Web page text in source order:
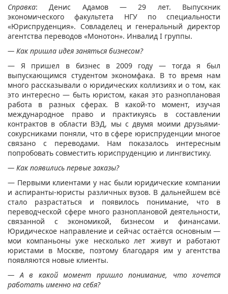
Справка: Денис Адамов — 29 лет. Выпускник
экономического факультета НГУ по специальности
«Юриспруденция». Совладелец и генеральный директор
агентства переводов «Монотон». Инвалид I группы.
— Как пришла идея заняться бизнесом?
— Я пришел в бизнес в 2009 году — тогда я был
выпускающимся студентом экономфака. В то время нам
много рассказывали о юридических коллизиях и о том, как
это интересно — быть юристом, какая это разноплановая
работа в разных сферах. В какой-то момент, изучая
международное право и практикуясь в составлении
контрактов в области ВЭД, мы с двумя моими друзьями-
сокурсниками поняли, что в сфере юриспруденции многое
связано с переводами. Нам показалось интересным
попробовать совместить юриспруденцию и лингвистику.
— Как появились первые заказы?
— Первыми клиентами у нас были юридические компании
и аспиранты-юристы различных вузов. В дальнейшем всё
стало разрастаться и появилось понимание, что в
переводческой сфере много разноплановой деятельности,
связанной с экономикой, бизнесом и финансами.
Юридическое направление и сейчас остаётся основным —
мои компаньоны уже несколько лет живут и работают
юристами в Москве, поэтому благодаря им у агентства
появляются новые клиенты.
— А в какой момент пришло понимание, что хочется
работать именно на себя?